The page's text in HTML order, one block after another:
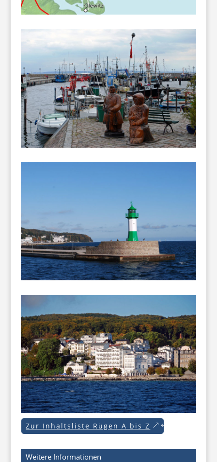
Zur Inhaltsliste Rügen A bis Z
Weitere Informationen